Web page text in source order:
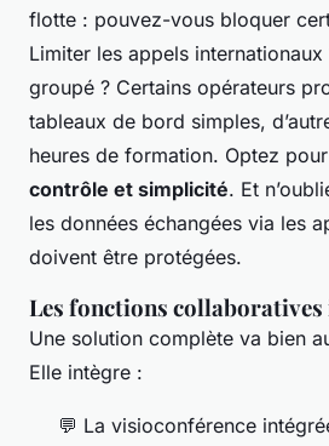
flotte : pouvez-vous bloquer
Limiter les appels
groupé ? Certains opérateurs
tableaux de bord simples,
heures de formation. Optez pour
contrôle et simplicité. Et
les données échangées via les
doivent être protégées.
Les fonctions collaboratives
Une solution complète va bien
Elle intègre :
💬 La visioconférence